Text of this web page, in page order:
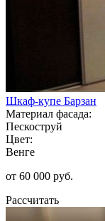
Шкаф-купе Барзан
Материал фасада:
Пескоструй
Цвет:
Венге
от 60 000 руб.
Рассчитать